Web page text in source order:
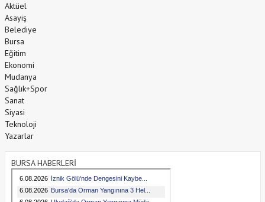
Aktüel
Asayiş
Belediye
Bursa
Eğitim
Ekonomi
Mudanya
Sağlık+Spor
Sanat
Siyasi
Teknoloji
Yazarlar
BURSA HABERLERİ